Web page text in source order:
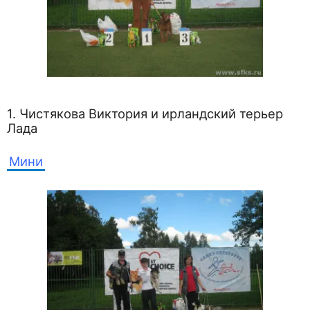
1. Чистякова Виктория и ирландский терьер
Лада
Мини